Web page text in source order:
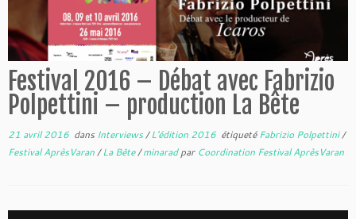
Festival 2016 – Débat avec Fabrizio
Polpettini – production La Bête
21 avril 2016 dans Interviews/L'édition 2016 étiquetéFabrizio Polpettini/
Festival AprèsVaran/La Bête/minaradpar Coordination Festival AprèsVaran